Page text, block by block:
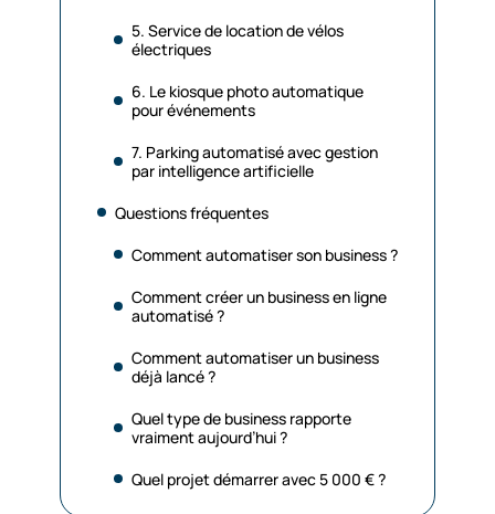
5. Service de location de vélos
électriques
6. Le kiosque photo automatique
pour événements
7. Parking automatisé avec gestion
par intelligence artificielle
Questions fréquentes
Comment automatiser son business ?
Comment créer un business en ligne
automatisé ?
Comment automatiser un business
déjà lancé ?
Quel type de business rapporte
vraiment aujourd’hui ?
Quel projet démarrer avec 5 000 € ?